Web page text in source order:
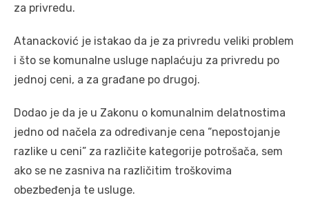
za privredu.
Atanacković je istakao da je za privredu veliki problem
i što se komunalne usluge naplaćuju za privredu po
jednoj ceni, a za građane po drugoj.
Dodao je da je u Zakonu o komunalnim delatnostima
jedno od načela za određivanje cena “nepostojanje
razlike u ceni” za različite kategorije potrošača, sem
ako se ne zasniva na različitim troškovima
obezbeđenja te usluge.